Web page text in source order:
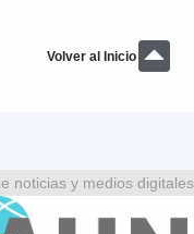
Volver al Inicio
noticias y medios digitales